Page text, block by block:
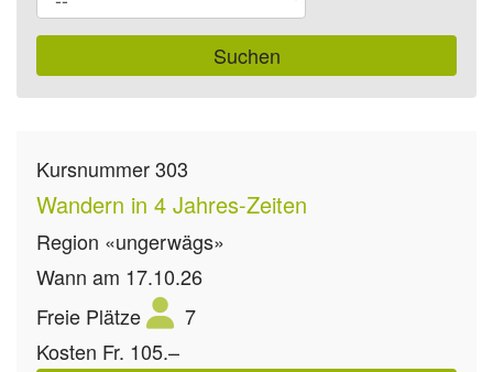
Kursnummer303
Wandern in 4 Jahres-Zeiten
Region «ungerwägs»
Wann am 17.10.26
Freie Plätze
7
Kosten Fr. 105.–